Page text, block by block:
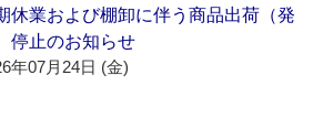
休業および棚卸に伴う商品出荷（発
停止のお知らせ
年07月24日 (金)